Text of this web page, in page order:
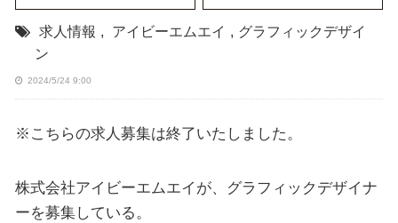
求人情報 , アイビーエムエイ , グラフィックデザイ
ン
2024/5/24 9:00
※こちらの求人募集は終了いたしました。
株式会社アイビーエムエイが、グラフィックデザイナ
ーを募集している。